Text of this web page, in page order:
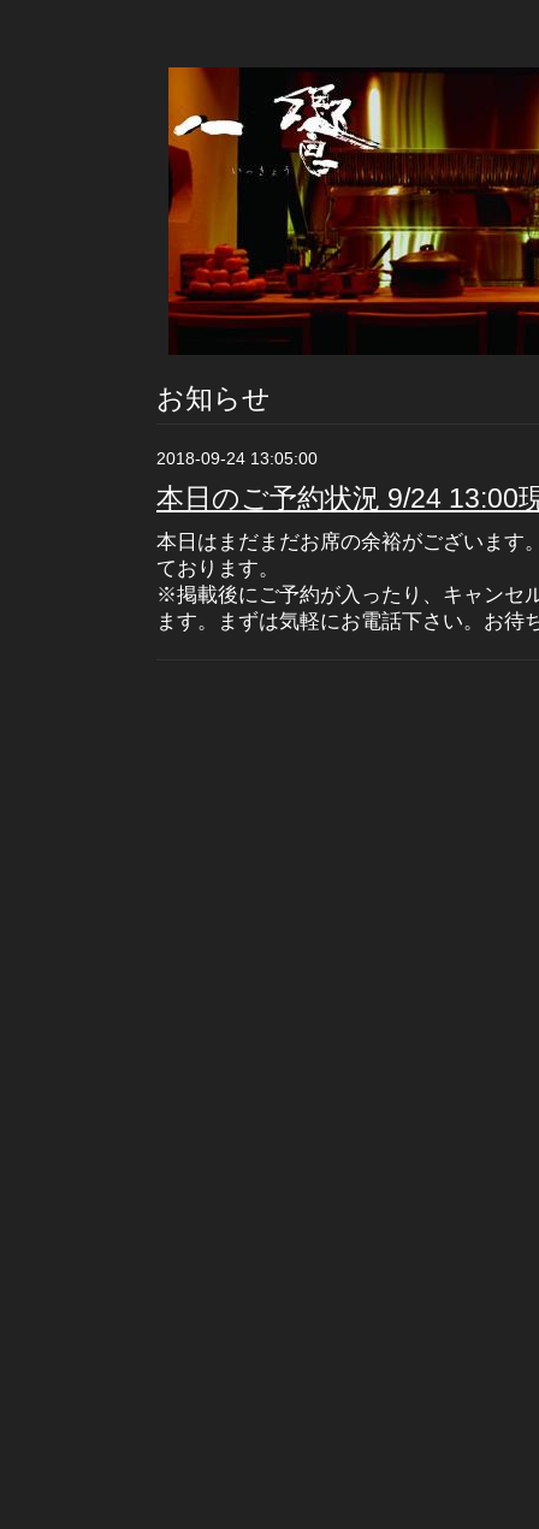
お知らせ
2018-09-24 13:05:00
本日のご予約状況 9/24 13:00
本日はまだまだお席の余裕がございます
ております。
※掲載後にご予約が入ったり、キャンセ
ます。まずは気軽にお電話下さい。お待